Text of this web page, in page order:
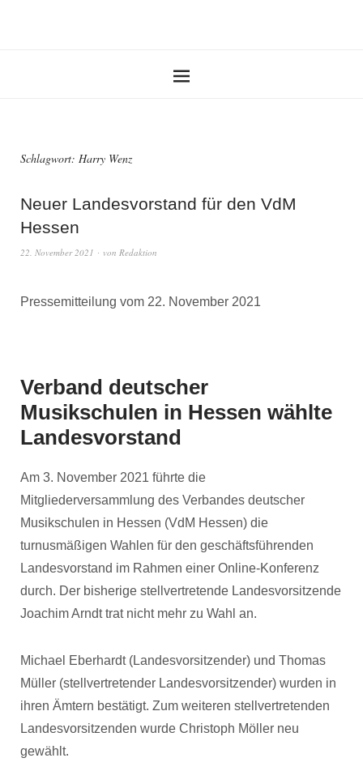
Schlagwort: Harry Wenz
Neuer Landesvorstand für den VdM
Hessen
22. November 2021 von Redaktion
Pressemitteilung vom 22. November 2021
Verband deutscher
Musikschulen in Hessen wählte
Landesvorstand
Am 3. November 2021 führte die
Mitgliederversammlung des Verbandes deutscher
Musikschulen in Hessen (VdM Hessen) die
turnusmäßigen Wahlen für den geschäftsführenden
Landesvorstand im Rahmen einer Online-Konferenz
durch. Der bisherige stellvertretende Landesvorsitzende
Joachim Arndt trat nicht mehr zu Wahl an.
Michael Eberhardt (Landesvorsitzender) und Thomas
Müller (stellvertretender Landesvorsitzender) wurden in
ihren Ämtern bestätigt. Zum weiteren stellvertretenden
Landesvorsitzenden wurde Christoph Möller neu
gewählt.